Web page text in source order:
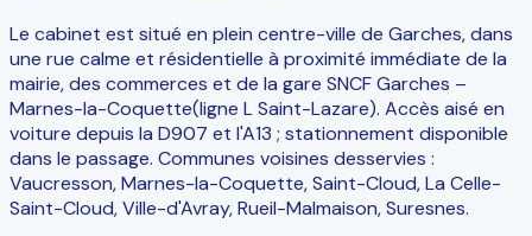
Le cabinet est situé en plein centre-ville de Garches, dans
une rue calme et résidentielle à proximité immédiate de la
mairie, des commerces et de la gare SNCFGarches –
Marnes-la-Coquette(ligne L Saint-Lazare). Accès aisé en
voiture depuis la D907 et l'A13 ; stationnement disponible
dans le passage. Communes voisines desservies :
Vaucresson, Marnes-la-Coquette, Saint-Cloud, La Celle-
Saint-Cloud, Ville-d'Avray, Rueil-Malmaison, Suresnes.